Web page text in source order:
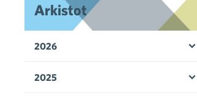
Arkistot
2026
2025